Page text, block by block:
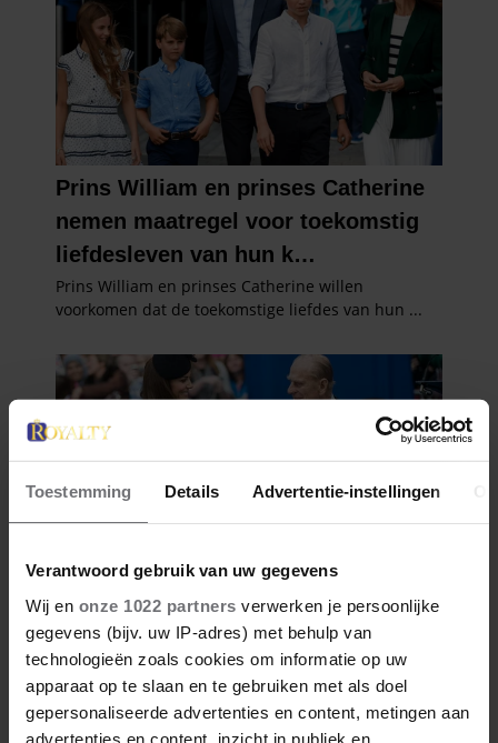
Toestemming Details Advertentie-instellingen
Verantwoord gebruik van uw gegevens
Wij en onze 1022 partners verwerken je persoonlijke
gegevens (bijv. uw IP-adres) met behulp van
technologieën zoals cookies om informatie op uw
apparaat op te slaan en te gebruiken met als doel
gepersonaliseerde advertenties en content, metingen aan
advertenties en content, inzicht in publiek en